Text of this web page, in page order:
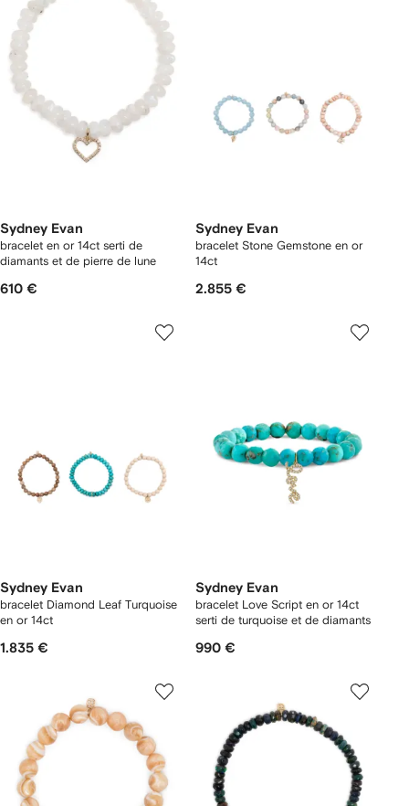
Sydney Evan
bracelet en or 14ct serti de
diamants et de pierre de lune
610 €
Sydney Evan
bracelet Stone Gemstone en or
14ct
2.855 €
Sydney Evan
bracelet Diamond Leaf Turquoise
en or 14ct
1.835 €
Sydney Evan
bracelet Love Script en or 14ct
serti de turquoise et de diamants
990 €